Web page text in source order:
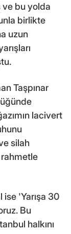
bu yolda
birlikte
uzun
Taşpınar
lacivert
silah
rahmetle
'Yarışa 30
Bu
halkını